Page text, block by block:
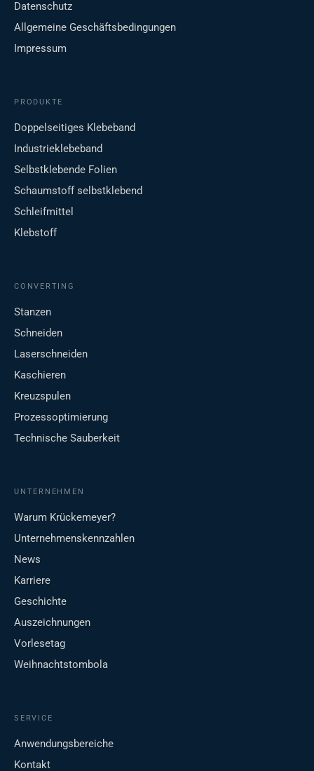
Datenschutz
Allgemeine Geschäftsbedingungen
Impressum
PRODUKTE
Doppelseitiges Klebeband
Industrieklebeband
Selbstklebende Folien
Schaumstoff selbstklebend
Schleifmittel
Klebstoff
CONVERTING
Stanzen
Schneiden
Laserschneiden
Kaschieren
Kreuzspulen
Prozessoptimierung
Technische Sauberkeit
UNTERNEHMEN
Warum Krückemeyer?
Unternehmenskennzahlen
News
Karriere
Geschichte
Auszeichnungen
Vorlesetag
Weihnachtstombola
SERVICE
Anwendungsbereiche
Kontakt